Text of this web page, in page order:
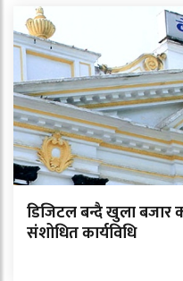
डिजिटल बन्दै खुला बजार
संशोधित कार्यविधि